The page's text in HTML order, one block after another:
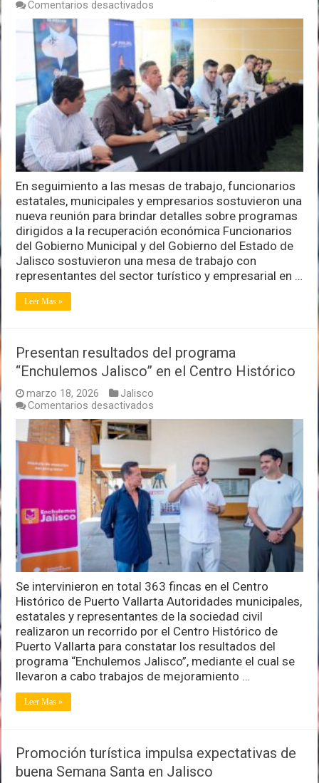
Comentarios desactivados
Presentan
apoyos
estrategias
para
fortalecer
el
sector
turístico
de
Puerto
Vallarta
En seguimiento a las mesas de trabajo, funcionarios
estatales, municipales y empresarios sostuvieron una
nueva reunión para brindar detalles sobre programas
dirigidos a la recuperación económica Funcionarios
del Gobierno Municipal y del Gobierno del Estado de
Jalisco sostuvieron una mesa de trabajo con
representantes del sector turístico y empresarial en …
Leer Mas »
Presentan resultados del programa
“Enchulemos Jalisco” en el Centro Histórico
marzo 18, 2026
Jalisco
Comentarios desactivados
Presentan
programa
“Enchulemos
Jalisco”
en
el
Centro
Histórico
Se intervinieron en total 363 fincas en el Centro
Histórico de Puerto Vallarta Autoridades municipales,
estatales y representantes de la sociedad civil
realizaron un recorrido por el Centro Histórico de
Puerto Vallarta para constatar los resultados del
programa “Enchulemos Jalisco”, mediante el cual se
llevaron a cabo trabajos de mejoramiento …
Leer Mas »
Promoción turística impulsa expectativas de
buena Semana Santa en Jalisco